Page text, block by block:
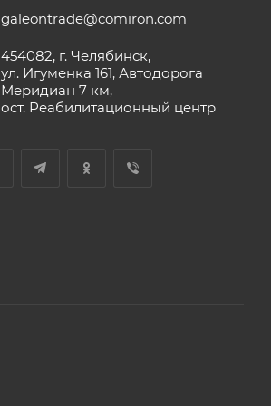
galeontrade@comiron.com
454082, г. Челябинск,
ул. Игуменка 161, Автодорога
Меридиан 7 км,
ост. Реабилитационный центр